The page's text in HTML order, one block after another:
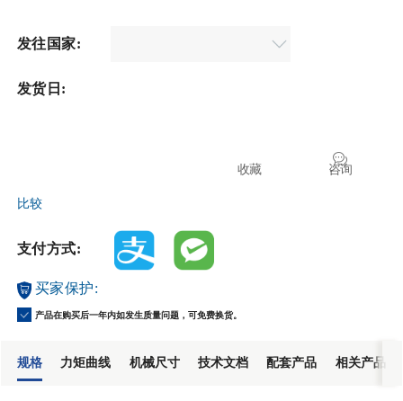
发往国家:
发货日:
咨询
收藏
比较
支付方式:
买家保护:
产品在购买后一年内如发生质量问题，可免费换货。
规格 力矩曲线 机械尺寸 技术文档 配套产品 相关产品